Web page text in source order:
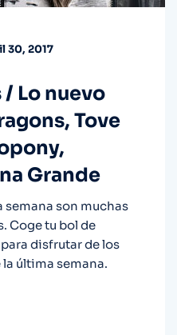
30, 2017
Lo nuevo
Tove
Grande
semana son muchas
Coge tu bol de
disfrutar de los
última semana.